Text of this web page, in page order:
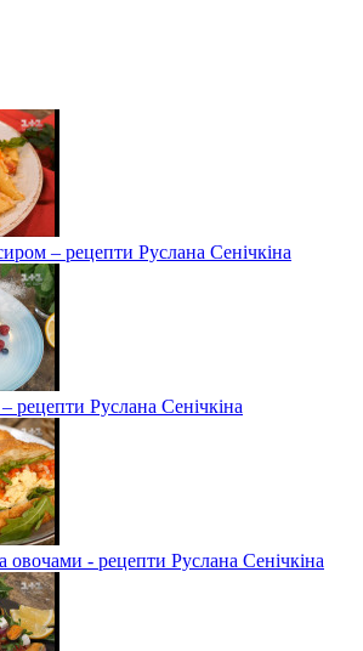
– рецепти Руслана Сенічкіна
рецепти Руслана Сенічкіна
овочами - рецепти Руслана Сенічкіна